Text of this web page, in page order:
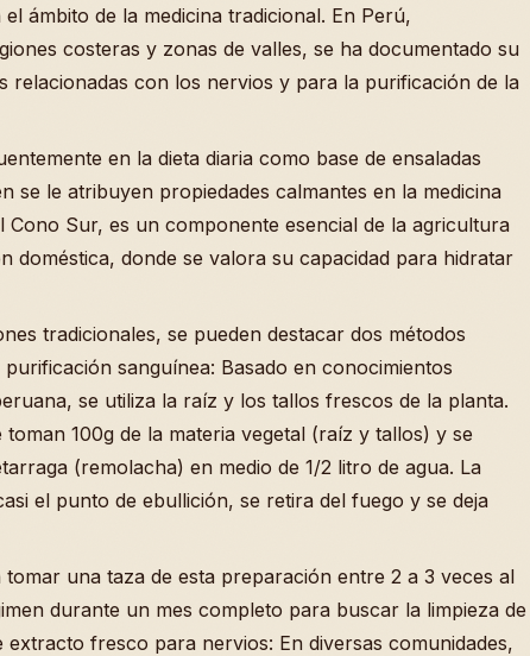
ámbito de la medicina tradicional. En Perú,
costeras y zonas de valles, se ha documentado su
relacionadas con los nervios y para la purificación de la
en la dieta diaria como base de ensaladas
se le atribuyen propiedades calmantes en la medicina
Cono Sur, es un componente esencial de la agricultura
doméstica, donde se valora su capacidad para hidratar
tradicionales, se pueden destacar dos métodos
sanguínea: Basado en conocimientos
se utiliza la raíz y los tallos frescos de la planta.
100g de la materia vegetal (raíz y tallos) y se
(remolacha) en medio de 1/2 litro de agua. La
el punto de ebullición, se retira del fuego y se deja
una taza de esta preparación entre 2 a 3 veces al
durante un mes completo para buscar la limpieza de
extracto fresco para nervios: En diversas comunidades,